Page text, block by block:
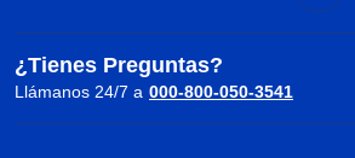
¿Tienes Preguntas?
Llámanos 24/7 a 000-800-050-3541